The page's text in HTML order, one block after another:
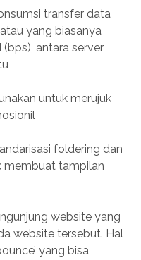
transfer data
yang biasanya
antara server
untuk merujuk
foldering dan
membuat tampilan
website yang
website tersebut. Hal
yang bisa